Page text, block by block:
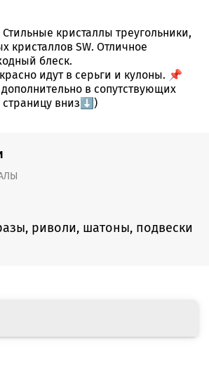
кристаллы треугольники,
кристаллов SW. Отличное
блеск.
идут в серьги и кулоны. 📌
в сопутствующих
страницу вниз⬇️)
риволи, шатоны, подвески